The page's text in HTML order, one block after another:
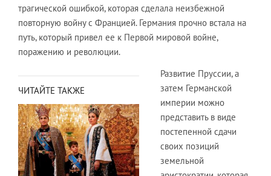
трагической ошибкой, которая сделала неизбежной
повторную войну с Францией. Германия прочно встала на
путь, который привел ее к Первой мировой войне,
поражению и революции.
ЧИТАЙТЕ ТАКЖЕ
Развитие Пруссии, а
затем Германской
империи можно
представить в виде
постепенной сдачи
своих позиций
земельной